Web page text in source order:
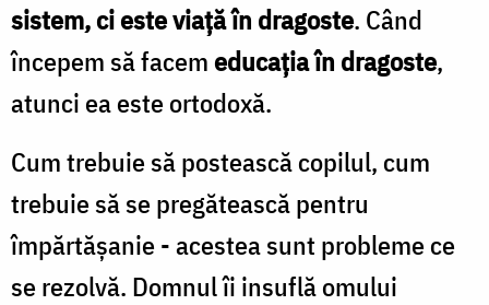
sistem, ci este viaţă în dragoste. Când
începem să facemeducaţia în dragoste,
atunci ea este ortodoxă.
Cum trebuie să postească copilul, cum
trebuie să se pregătească pentru
împărtăşanie - acestea sunt probleme ce
se rezolvă. Domnul îi insuflă omului